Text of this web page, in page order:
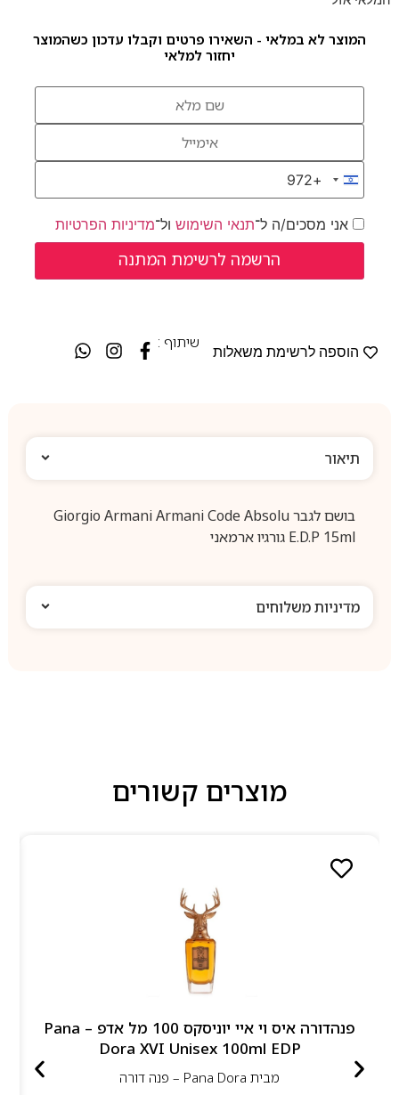
המוצר לא במלאי - השאירו פרטים וקבלו עדכון כשהמוצר
יחזור למלאי
Israel +972
+972
אני מסכים/ה ל־תנאי השימושול־מדיניות הפרטיות
הוספה לרשימת משאלות
שיתוף :
תיאור
בושם לגבר Giorgio Armani Armani Code Absolu
E.D.P 15ml גורגיו ארמאני
מדיניות משלוחים
מוצרים קשורים
פנהדורה איס וי איי יוניסקס 100 מל אדפ – Pana
Dora XVI Unisex 100ml EDP
מבית Pana Dora – פנה דורה